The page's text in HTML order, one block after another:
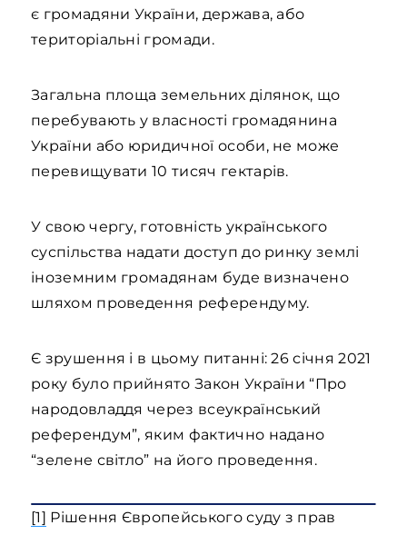
є громадяни України, держава, або
територіальні громади.
Загальна площа земельних ділянок, що
перебувають у власності громадянина
України або юридичної особи, не може
перевищувати 10 тисяч гектарів.
У свою чергу, готовність українського
суспільства надати доступ до ринку землі
іноземним громадянам буде визначено
шляхом проведення референдуму.
Є зрушення і в цьому питанні: 26 січня 2021
року було прийнято Закон України “Про
народовладдя через всеукраїнський
референдум”, яким фактично надано
“зелене світло” на його проведення.
[1] Рішення Європейського суду з прав